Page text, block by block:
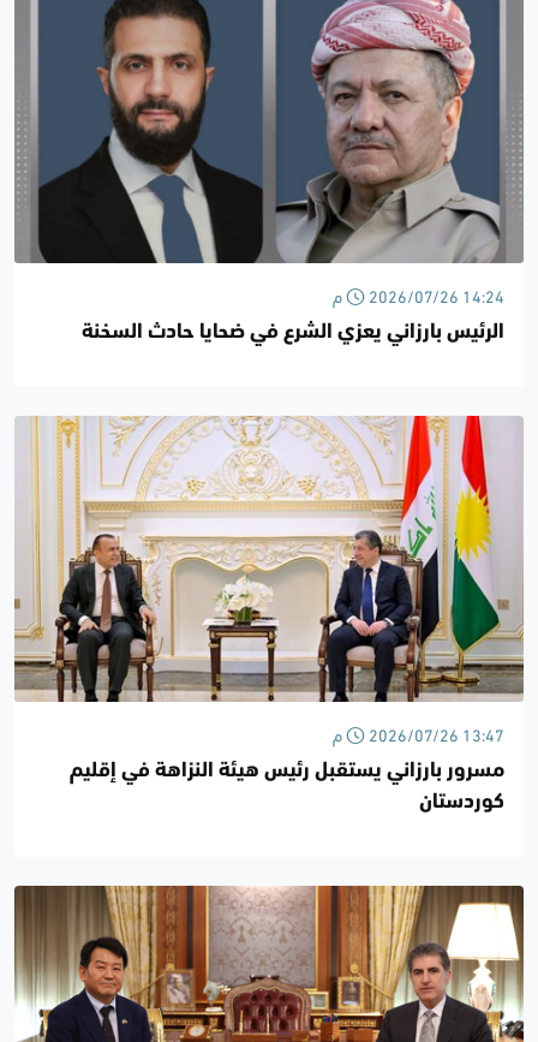
2026/07/26 14:24 م
الرئيس بارزاني يعزي الشرع في ضحايا حادث السخنة
2026/07/26 13:47 م
مسرور بارزاني يستقبل رئيس هيئة النزاهة في إقليم
كوردستان